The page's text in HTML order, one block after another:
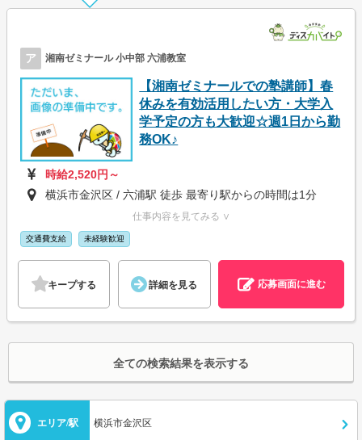
ア 湘南ゼミナール 小中部 六浦教室
【湘南ゼミナールでの塾講師】春
休みを有効活用したい方・大学入
学予定の方も大歓迎☆週1日から勤
務OK♪
時給2,520円～
横浜市金沢区 / 六浦駅 徒歩 最寄り駅からの時間は1分
仕事内容を見てみる ∨
交通費支給 未経験歓迎
キープする 詳細を見る 応募画面に進む
全ての検索結果を表示する
エリア/駅 横浜市金沢区